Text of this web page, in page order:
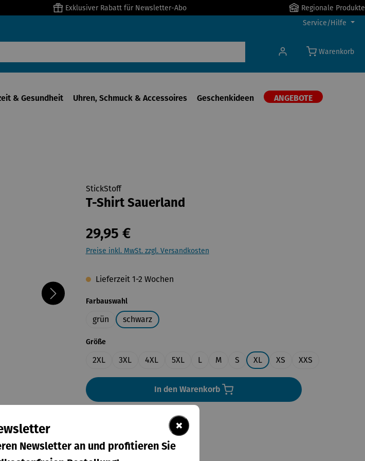
Exklusiver Rabatt für Newsletter-Abo
Regionale Produkte
Service/Hilfe
Warenkorb
& Gesundheit Uhren, Schmuck & Accessoires Geschenkideen ANGEBOTE
StickStoff
T-Shirt Sauerland
29,95 €
Preise inkl. MwSt. zzgl. Versandkosten
Lieferzeit 1-2 Wochen
Farbauswahlauswählen
grün schwarz
Größeauswählen
2XL 3XL 4XL 5XL L M S XL XS XXS
In den Warenkorb
×
Newsletter an und profitieren Sie